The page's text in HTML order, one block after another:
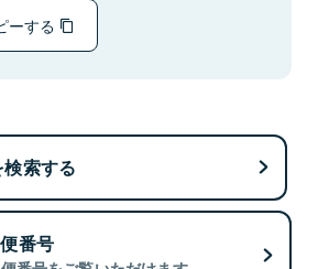
ーする
索する
番号